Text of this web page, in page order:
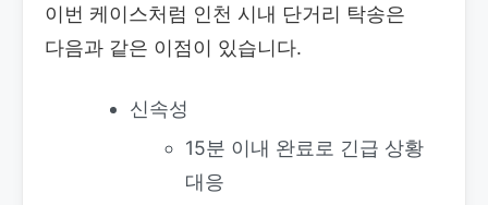
이번 케이스처럼 인천 시내 단거리 탁송은
다음과 같은 이점이 있습니다.
신속성
15분 이내 완료로 긴급 상황
대응